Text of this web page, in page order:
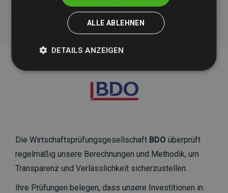
Die Wirtschaftsprüfungsgesellschaft BDO überprüft
regelmäßig unsere Berechnungen und Methodik, um
Transparenz und Verlässlichkeit sicherzustellen.
Ihre Prüfungen belegen, dass unsere Investitionen in
ALLE ABLEHNEN
DETAILS ANZEIGEN